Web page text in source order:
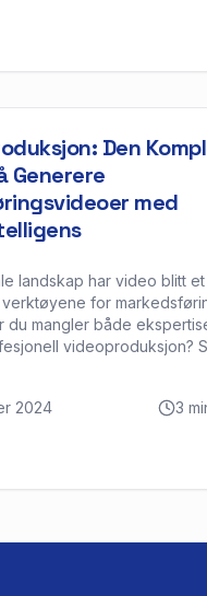
Den
Generere
med
landskap har video blitt
for
du mangler både
videoproduksjon?
2024 3